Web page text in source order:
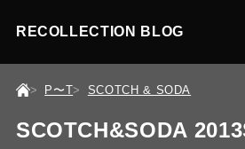
RECOLLECTION BLOG
P〜T SCOTCH & SODA
SCOTCH&SODA